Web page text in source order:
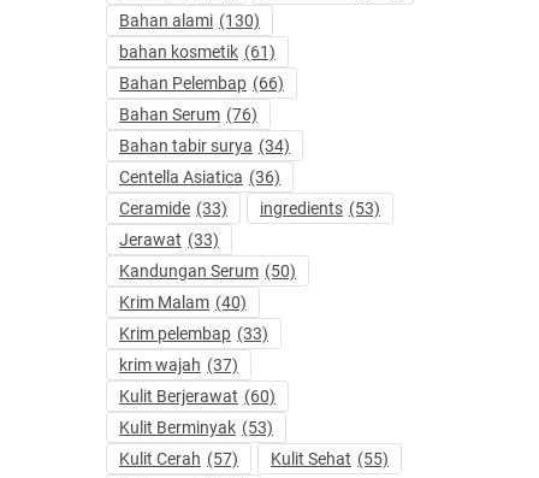
Bahan alami (130)
bahan kosmetik (61)
Bahan Pelembap (66)
Bahan Serum (76)
Bahan tabir surya (34)
Centella Asiatica (36)
Ceramide (33) ingredients (53)
Jerawat (33)
Kandungan Serum (50)
Krim Malam (40)
Krim pelembap (33)
krim wajah (37)
Kulit Berjerawat (60)
Kulit Berminyak (53)
Kulit Cerah (57) Kulit Sehat (55)